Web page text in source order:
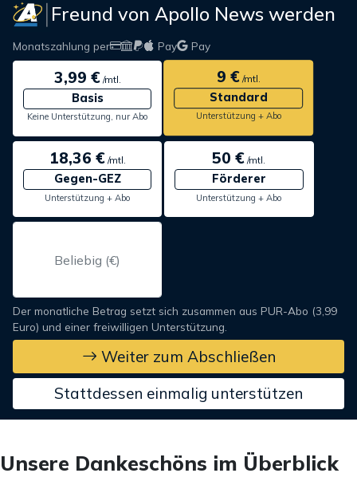
Freund von Apollo News werden
Monatszahlung per Pay Pay
3,99 €/mtl.
Basis
Keine Unterstützung, nur Abo
9 €/mtl.
Standard
Unterstützung + Abo
18,36 €/mtl.
Gegen-GEZ
Unterstützung + Abo
50 € /mtl.
Förderer
Unterstützung + Abo
Der monatliche Betrag setzt sich zusammen aus PUR-Abo (3,99
Euro) und einer freiwilligen Unterstützung.
Weiter zum Abschließen
Stattdessen einmalig unterstützen
Unsere Dankeschöns im Überblick